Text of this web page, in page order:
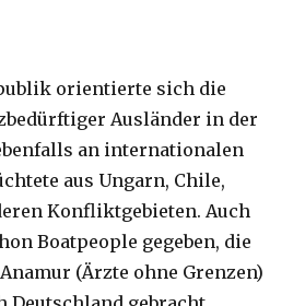
orientierte sich die
Ausländer in der
an internationalen
aus Ungarn, Chile,
Konfliktgebieten. Auch
Boatpeople gegeben, die
(Ärzte ohne Grenzen)